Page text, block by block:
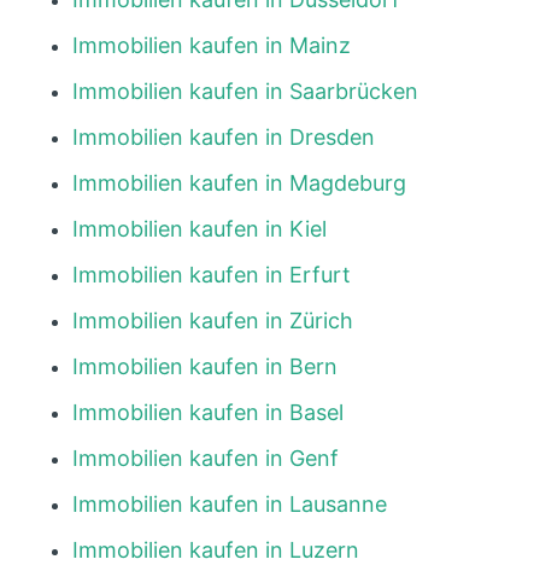
Immobilien kaufen in Mainz
Immobilien kaufen in Saarbrücken
Immobilien kaufen in Dresden
Immobilien kaufen in Magdeburg
Immobilien kaufen in Kiel
Immobilien kaufen in Erfurt
Immobilien kaufen in Zürich
Immobilien kaufen in Bern
Immobilien kaufen in Basel
Immobilien kaufen in Genf
Immobilien kaufen in Lausanne
Immobilien kaufen in Luzern